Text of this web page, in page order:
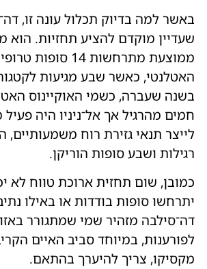
באשר למה בדיוק תכלול עונה זו,
שעדיין מוקדם להציע תחזיות. הוא
ממוצעת מתרחשות 14
האטלנטי, כאשר שבע מגיעות
בשנה שעברה, כשמי האוקיינוס
חמים מהרגיל אך אל־ניניו היה
רגילות ושבע סופות הוריקן.
כמובן, שום תחזית ארוכת טווח לא
יתרחשו סופות בודדות או באילו
דה־סילבה מזהיר שמי שמתגורר
לפורענות, במיוחד סביב האיים
מקסיקו, צריך להיערך בהתאם.